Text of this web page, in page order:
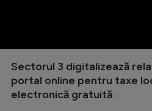
Sectorul 3 digitalizează
portal online pentru taxe
electronică gratuită